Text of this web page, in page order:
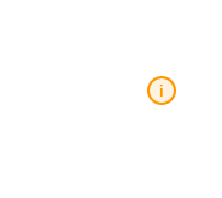
i